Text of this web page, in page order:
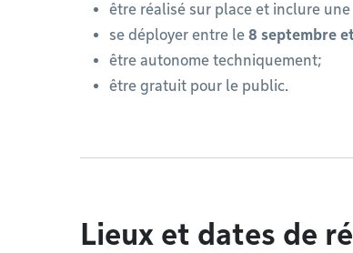
être réalisé sur place et inclure
se déployer entre le 8 septembre
être autonome techniquement;
être gratuit pour le public.
Lieux et dates de